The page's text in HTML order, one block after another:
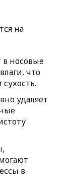
на
в носовые
что
удаляет
в